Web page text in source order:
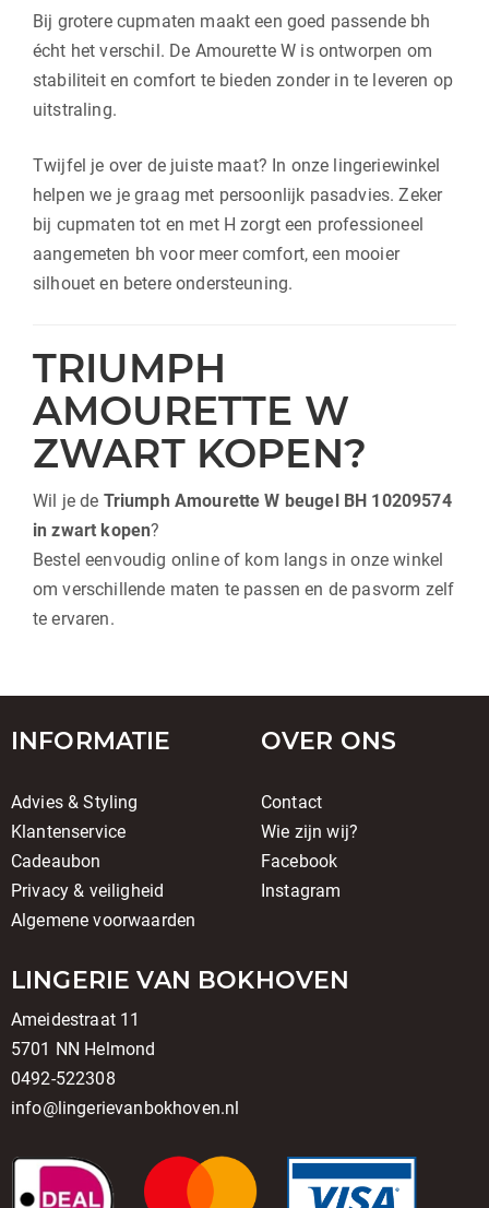
Bij grotere cupmaten maakt een goed passende bh
écht het verschil. De Amourette W is ontworpen om
stabiliteit en comfort te bieden zonder in te leveren op
uitstraling.
Twijfel je over de juiste maat? In onze lingeriewinkel
helpen we je graag met persoonlijk pasadvies. Zeker
bij cupmaten tot en met H zorgt een professioneel
aangemeten bh voor meer comfort, een mooier
silhouet en betere ondersteuning.
TRIUMPH
AMOURETTE W
ZWART KOPEN?
Wil je de Triumph Amourette W beugel BH 10209574
in zwart kopen?
Bestel eenvoudig online of kom langs in onze winkel
om verschillende maten te passen en de pasvorm zelf
te ervaren.
INFORMATIE
Advies & Styling
Klantenservice
Cadeaubon
Privacy & veiligheid
Algemene voorwaarden
OVER ONS
Contact
Wie zijn wij?
Facebook
Instagram
LINGERIE VAN BOKHOVEN
Ameidestraat 11
5701 NN Helmond
0492-522308
info@lingerievanbokhoven.nl